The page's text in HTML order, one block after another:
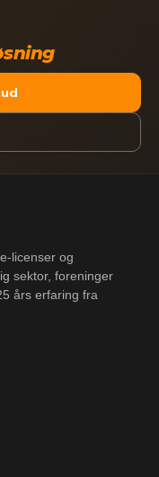
licenser og
sektor, foreninger
års erfaring fra